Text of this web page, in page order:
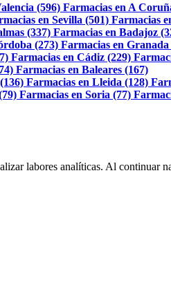
(596) Farmacias en A
en Sevilla (501) Farmacias
(337) Farmacias en Badajoz
(273) Farmacias en Granada
Farmacias en Cádiz (229)
Farmacias en Baleares (167)
Farmacias en Lleida (128)
Farmacias en Soria (77)
labores analíticas. Al continuar